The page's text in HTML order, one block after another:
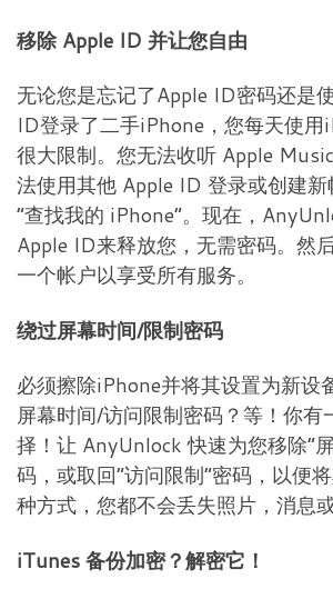
移除 Apple ID 并让您自由
无论您是忘记了Apple ID密码还是
ID登录了二手iPhone，您每天使用
很大限制。您无法收听 Apple
法使用其他 Apple ID 登录或创建
“查找我的 iPhone”。现在，
Apple ID来释放您，无需密码。然
一个帐户以享受所有服务。
绕过屏幕时间/限制密码
必须擦除iPhone并将其设置为新设
屏幕时间/访问限制密码？等！你有
择！让 AnyUnlock 快速为您移除“
码，或取回“访问限制”密码，以便
种方式，您都不会丢失照片，消息
iTunes 备份加密？解密它！